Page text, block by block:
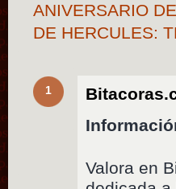
ANIVERSARIO
DE HERCULES:
1
Valora en